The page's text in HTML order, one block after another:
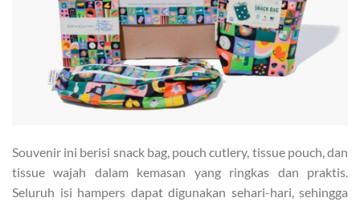
Souvenir ini berisi snack bag, pouch cutlery, tissue pouch, dan
tissue wajah dalam kemasan yang ringkas dan praktis.
Seluruh isi hampers dapat digunakan sehari-hari, sehingga